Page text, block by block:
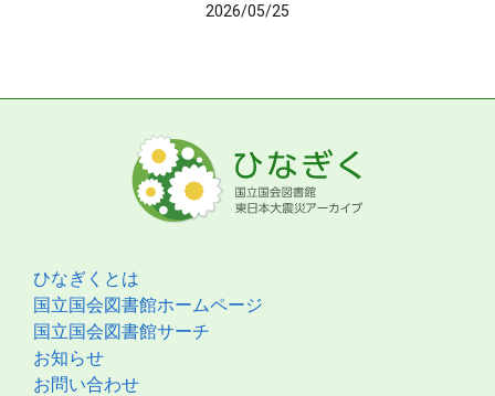
2026/05/25
ひなぎくとは
国立国会図書館ホームページ
国立国会図書館サーチ
お知らせ
お問い合わせ